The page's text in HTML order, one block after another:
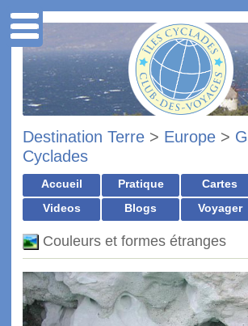
Destination Terre > Europe >
Cyclades
Accueil Pratique Cartes
Videos
Blogs Voyager
Couleurs et formes étranges